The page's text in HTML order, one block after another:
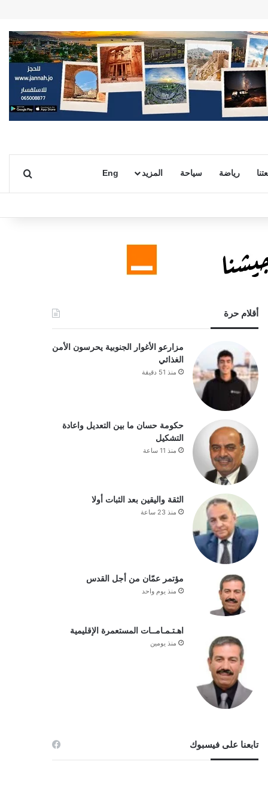
رياضة سياحة المزيد Eng بحث
أقلام حرة
مزارعو الأغوار الجنوبية يحرسون الأمن
الغذائي
منذ 51 دقيقة
حكومة حسان ما بين التعديل واعادة
التشكيل
منذ 11 ساعة
الثقة واليقين بعد الثبات أولا
منذ 23 ساعة
مؤتمر عمّان من أجل القدس
منذ يوم واحد
اهـتـمـامــات المستعمرة الإقليمية
منذ يومين
تابعنا على فيسبوك